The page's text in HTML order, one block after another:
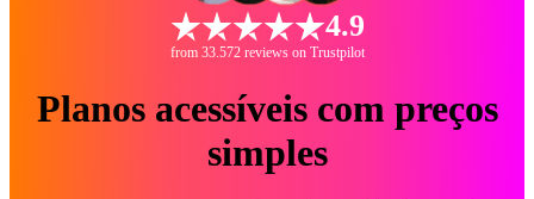
4.9
from 33.572 reviews on Trustpilot
Planos acessíveis com preços
simples